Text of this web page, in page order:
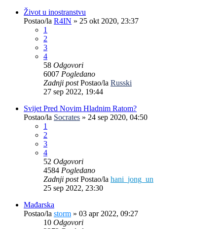
Život u inostranstvu
Postao/la R4IN » 25 okt 2020, 23:37
1
2
3
4
58 Odgovori
6007 Pogledano
Zadnji postPostao/la Russki
27 sep 2022, 19:44
Svijet Pred Novim Hladnim Ratom?
Postao/la Socrates » 24 sep 2020, 04:50
1
2
3
4
52 Odgovori
4584 Pogledano
Zadnji postPostao/la hani_jong_un
25 sep 2022, 23:30
Mađarska
Postao/la storm » 03 apr 2022, 09:27
10 Odgovori